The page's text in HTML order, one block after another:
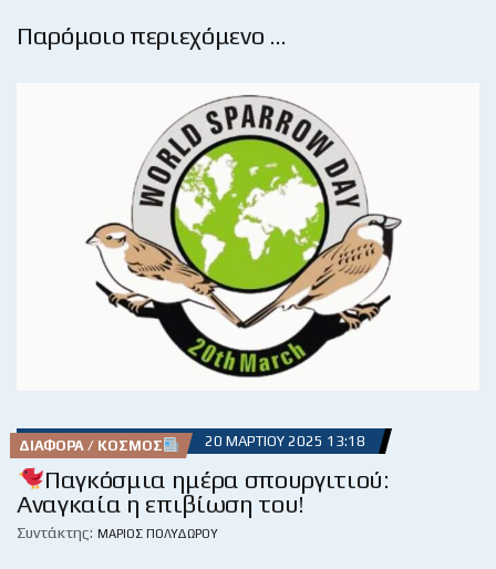
Παρόμοιο περιεχόμενο …
ΔΙΆΦΟΡΑ / ΚΌΣΜΟΣ 20 ΜΑΡΤΊΟΥ 2025 13:18
Παγκόσμια ημέρα σπουργιτιού:
Αναγκαία η επιβίωση του!
Συντάκτης: ΜΆΡΙΟΣ ΠΟΛΥΔΏΡΟΥ